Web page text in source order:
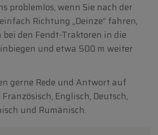
problemlos, wenn Sie nach der
Richtung „Deinze“ fahren,
bei den Fendt-Traktoren in die
und etwa 500 m weiter
gerne Rede und Antwort auf
Englisch, Deutsch,
und Rumänisch.